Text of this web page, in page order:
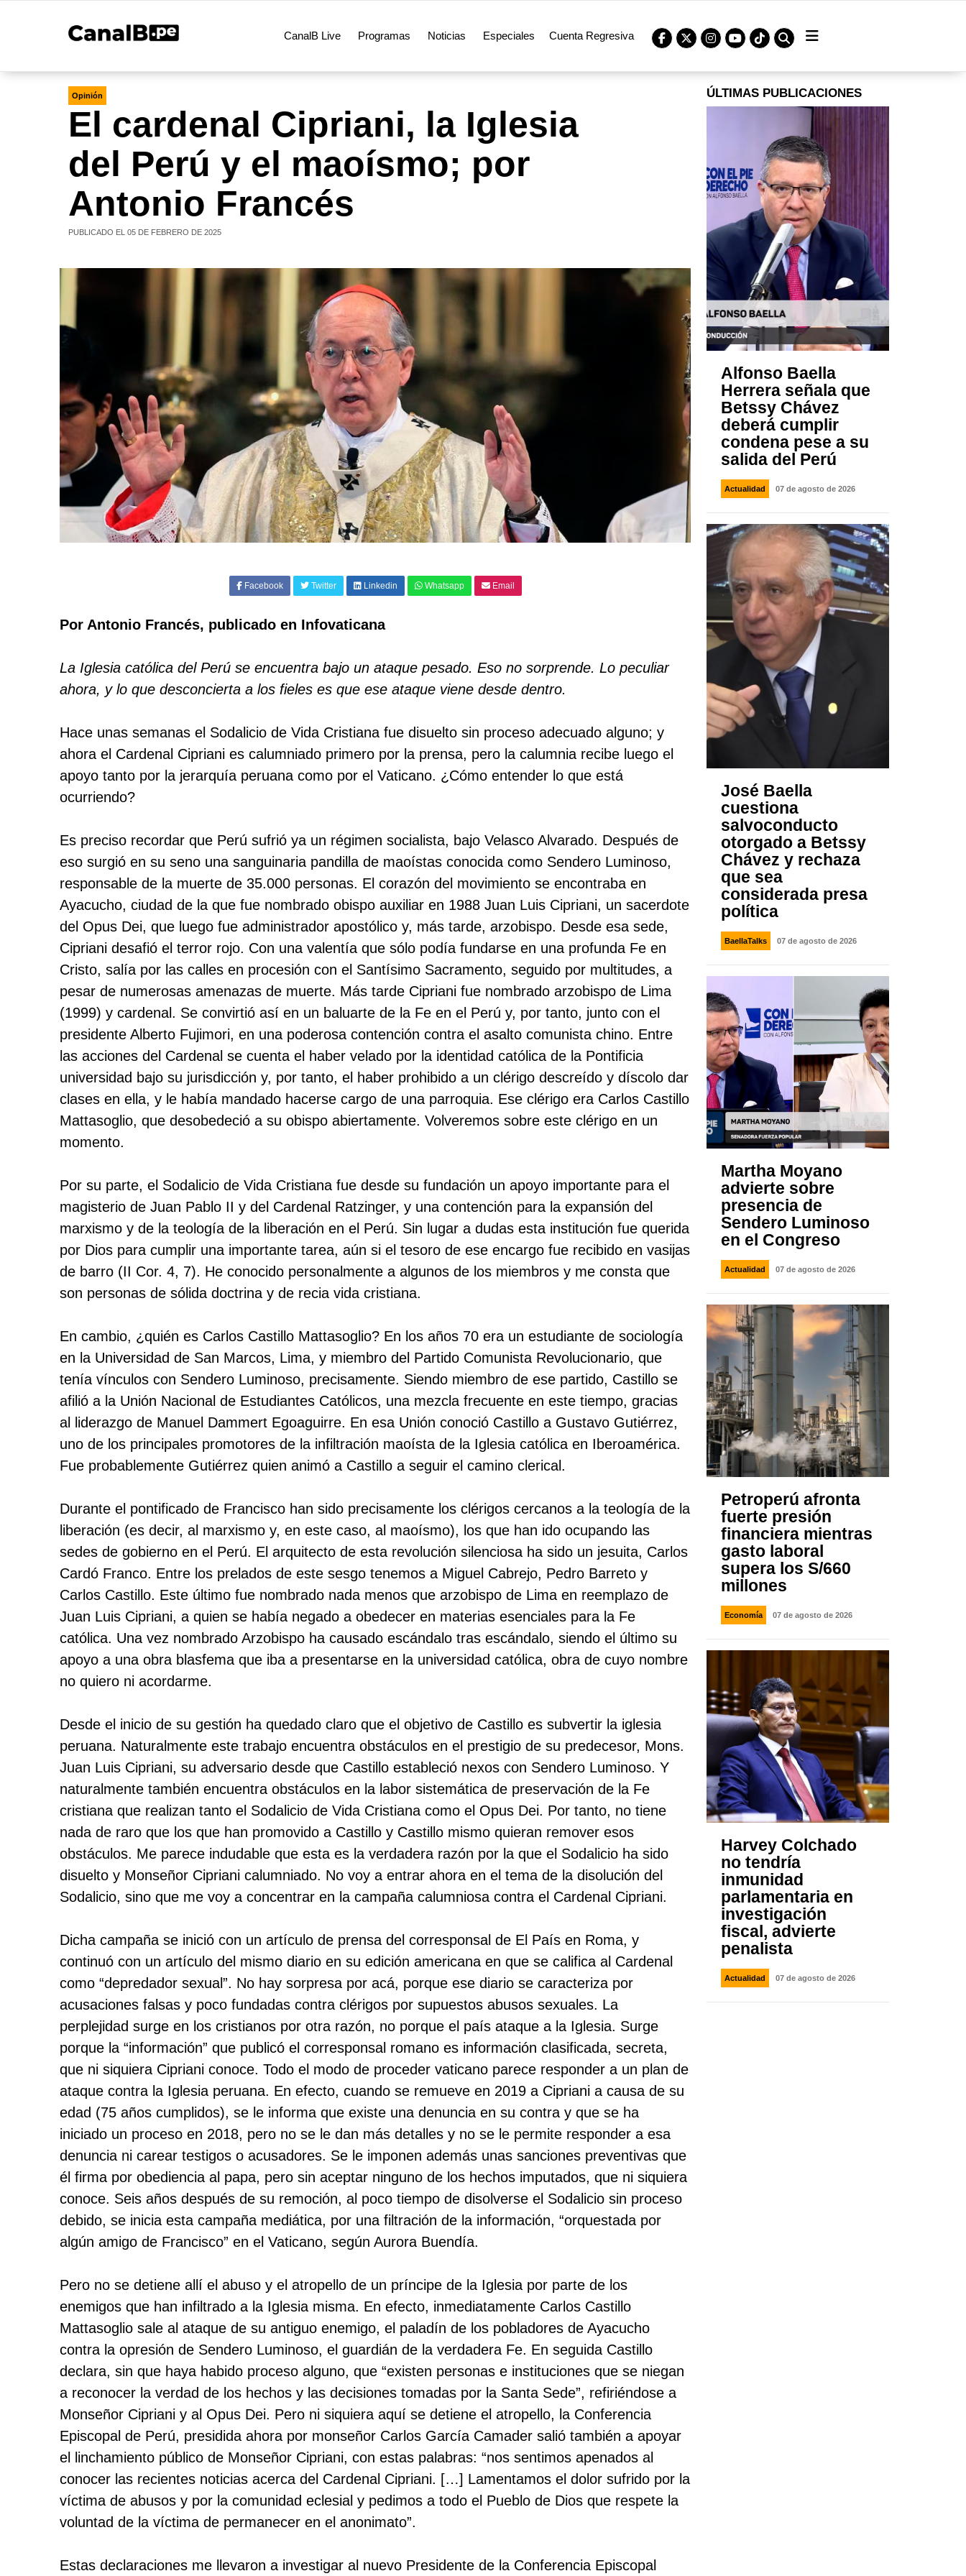
CanalB Live Programas Noticias Especiales Cuenta Regresiva
Opinión
El cardenal Cipriani, la Iglesia
del Perú y el maoísmo; por
Antonio Francés
PUBLICADO EL 05 DE FEBRERO DE 2025
Facebook Twitter Linkedin Whatsapp Email
Por Antonio Francés, publicado en Infovaticana
La Iglesia católica del Perú se encuentra bajo un ataque pesado. Eso no sorprende. Lo peculiar
ahora, y lo que desconcierta a los fieles es que ese ataque viene desde dentro.
Hace unas semanas el Sodalicio de Vida Cristiana fue disuelto sin proceso adecuado alguno; y
ahora el Cardenal Cipriani es calumniado primero por la prensa, pero la calumnia recibe luego el
apoyo tanto por la jerarquía peruana como por el Vaticano. ¿Cómo entender lo que está
ocurriendo?
Es preciso recordar que Perú sufrió ya un régimen socialista, bajo Velasco Alvarado. Después de
eso surgió en su seno una sanguinaria pandilla de maoístas conocida como Sendero Luminoso,
responsable de la muerte de 35.000 personas. El corazón del movimiento se encontraba en
Ayacucho, ciudad de la que fue nombrado obispo auxiliar en 1988 Juan Luis Cipriani, un sacerdote
del Opus Dei, que luego fue administrador apostólico y, más tarde, arzobispo. Desde esa sede,
Cipriani desafió el terror rojo. Con una valentía que sólo podía fundarse en una profunda Fe en
Cristo, salía por las calles en procesión con el Santísimo Sacramento, seguido por multitudes, a
pesar de numerosas amenazas de muerte. Más tarde Cipriani fue nombrado arzobispo de Lima
(1999) y cardenal. Se convirtió así en un baluarte de la Fe en el Perú y, por tanto, junto con el
presidente Alberto Fujimori, en una poderosa contención contra el asalto comunista chino. Entre
las acciones del Cardenal se cuenta el haber velado por la identidad católica de la Pontificia
universidad bajo su jurisdicción y, por tanto, el haber prohibido a un clérigo descreído y díscolo dar
clases en ella, y le había mandado hacerse cargo de una parroquia. Ese clérigo era Carlos Castillo
Mattasoglio, que desobedeció a su obispo abiertamente. Volveremos sobre este clérigo en un
momento.
Por su parte, el Sodalicio de Vida Cristiana fue desde su fundación un apoyo importante para el
magisterio de Juan Pablo II y del Cardenal Ratzinger, y una contención para la expansión del
marxismo y de la teología de la liberación en el Perú. Sin lugar a dudas esta institución fue querida
por Dios para cumplir una importante tarea, aún si el tesoro de ese encargo fue recibido en vasijas
de barro (II Cor. 4, 7). He conocido personalmente a algunos de los miembros y me consta que
son personas de sólida doctrina y de recia vida cristiana.
En cambio, ¿quién es Carlos Castillo Mattasoglio? En los años 70 era un estudiante de sociología
en la Universidad de San Marcos, Lima, y miembro del Partido Comunista Revolucionario, que
tenía vínculos con Sendero Luminoso, precisamente. Siendo miembro de ese partido, Castillo se
afilió a la Unión Nacional de Estudiantes Católicos, una mezcla frecuente en este tiempo, gracias
al liderazgo de Manuel Dammert Egoaguirre. En esa Unión conoció Castillo a Gustavo Gutiérrez,
uno de los principales promotores de la infiltración maoísta de la Iglesia católica en Iberoamérica.
Fue probablemente Gutiérrez quien animó a Castillo a seguir el camino clerical.
Durante el pontificado de Francisco han sido precisamente los clérigos cercanos a la teología de la
liberación (es decir, al marxismo y, en este caso, al maoísmo), los que han ido ocupando las
sedes de gobierno en el Perú. El arquitecto de esta revolución silenciosa ha sido un jesuita, Carlos
Cardó Franco. Entre los prelados de este sesgo tenemos a Miguel Cabrejo, Pedro Barreto y
Carlos Castillo. Este último fue nombrado nada menos que arzobispo de Lima en reemplazo de
Juan Luis Cipriani, a quien se había negado a obedecer en materias esenciales para la Fe
católica. Una vez nombrado Arzobispo ha causado escándalo tras escándalo, siendo el último su
apoyo a una obra blasfema que iba a presentarse en la universidad católica, obra de cuyo nombre
no quiero ni acordarme.
Desde el inicio de su gestión ha quedado claro que el objetivo de Castillo es subvertir la iglesia
peruana. Naturalmente este trabajo encuentra obstáculos en el prestigio de su predecesor, Mons.
Juan Luis Cipriani, su adversario desde que Castillo estableció nexos con Sendero Luminoso. Y
naturalmente también encuentra obstáculos en la labor sistemática de preservación de la Fe
cristiana que realizan tanto el Sodalicio de Vida Cristiana como el Opus Dei. Por tanto, no tiene
nada de raro que los que han promovido a Castillo y Castillo mismo quieran remover esos
obstáculos. Me parece indudable que esta es la verdadera razón por la que el Sodalicio ha sido
disuelto y Monseñor Cipriani calumniado. No voy a entrar ahora en el tema de la disolución del
Sodalicio, sino que me voy a concentrar en la campaña calumniosa contra el Cardenal Cipriani.
Dicha campaña se inició con un artículo de prensa del corresponsal de El País en Roma, y
continuó con un artículo del mismo diario en su edición americana en que se califica al Cardenal
como “depredador sexual”. No hay sorpresa por acá, porque ese diario se caracteriza por
acusaciones falsas y poco fundadas contra clérigos por supuestos abusos sexuales. La
perplejidad surge en los cristianos por otra razón, no porque el país ataque a la Iglesia. Surge
porque la “información” que publicó el corresponsal romano es información clasificada, secreta,
que ni siquiera Cipriani conoce. Todo el modo de proceder vaticano parece responder a un plan de
ataque contra la Iglesia peruana. En efecto, cuando se remueve en 2019 a Cipriani a causa de su
edad (75 años cumplidos), se le informa que existe una denuncia en su contra y que se ha
iniciado un proceso en 2018, pero no se le dan más detalles y no se le permite responder a esa
denuncia ni carear testigos o acusadores. Se le imponen además unas sanciones preventivas que
él firma por obediencia al papa, pero sin aceptar ninguno de los hechos imputados, que ni siquiera
conoce. Seis años después de su remoción, al poco tiempo de disolverse el Sodalicio sin proceso
debido, se inicia esta campaña mediática, por una filtración de la información, “orquestada por
algún amigo de Francisco” en el Vaticano, según Aurora Buendía.
Pero no se detiene allí el abuso y el atropello de un príncipe de la Iglesia por parte de los
enemigos que han infiltrado a la Iglesia misma. En efecto, inmediatamente Carlos Castillo
Mattasoglio sale al ataque de su antiguo enemigo, el paladín de los pobladores de Ayacucho
contra la opresión de Sendero Luminoso, el guardián de la verdadera Fe. En seguida Castillo
declara, sin que haya habido proceso alguno, que “existen personas e instituciones que se niegan
a reconocer la verdad de los hechos y las decisiones tomadas por la Santa Sede”, refiriéndose a
Monseñor Cipriani y al Opus Dei. Pero ni siquiera aquí se detiene el atropello, la Conferencia
Episcopal de Perú, presidida ahora por monseñor Carlos García Camader salió también a apoyar
el linchamiento público de Monseñor Cipriani, con estas palabras: “nos sentimos apenados al
conocer las recientes noticias acerca del Cardenal Cipriani. […] Lamentamos el dolor sufrido por la
víctima de abusos y por la comunidad eclesial y pedimos a todo el Pueblo de Dios que respete la
voluntad de la víctima de permanecer en el anonimato”.
Estas declaraciones me llevaron a investigar al nuevo Presidente de la Conferencia Episcopal
ÚLTIMAS PUBLICACIONES
Alfonso Baella
Herrera señala que
Betssy Chávez
deberá cumplir
condena pese a su
salida del Perú
Actualidad 07 de agosto de 2026
José Baella
cuestiona
salvoconducto
otorgado a Betssy
Chávez y rechaza
que sea
considerada presa
política
BaellaTalks 07 de agosto de 2026
Martha Moyano
advierte sobre
presencia de
Sendero Luminoso
en el Congreso
Actualidad 07 de agosto de 2026
Petroperú afronta
fuerte presión
financiera mientras
gasto laboral
supera los S/660
millones
Economía 07 de agosto de 2026
Harvey Colchado
no tendría
inmunidad
parlamentaria en
investigación
fiscal, advierte
penalista
Actualidad 07 de agosto de 2026